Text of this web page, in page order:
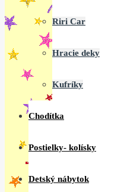
Riri Car
Hracie deky
Kufríky
Chodítka
Postielky- kolísky
Detský nábytok